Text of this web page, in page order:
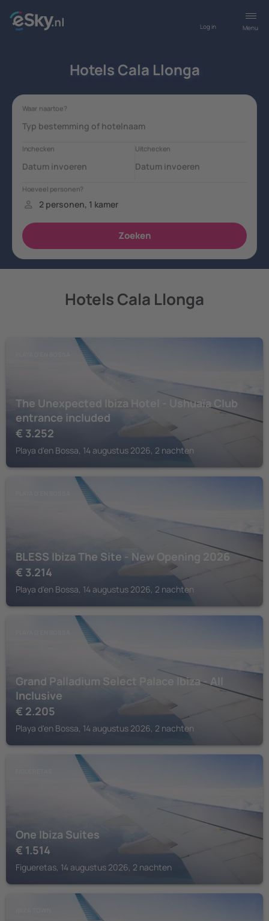
Menu
Log in
Hotels Cala Llonga
Hotels Cala Llonga
The Unexpected Ibiza Hotel - Ushuaïa Club
entrance included
€ 3.252
Playa d'en Bossa, 14 augustus 2026, 2 nachten
BLESS Ibiza The Site - New Opening 2026
€ 3.214
Playa d'en Bossa, 14 augustus 2026, 2 nachten
Grand Palladium Select Palace Ibiza - All
Inclusive
€ 2.205
Playa d'en Bossa, 14 augustus 2026, 2 nachten
One Ibiza Suites
€ 1.514
Figueretas, 14 augustus 2026, 2 nachten